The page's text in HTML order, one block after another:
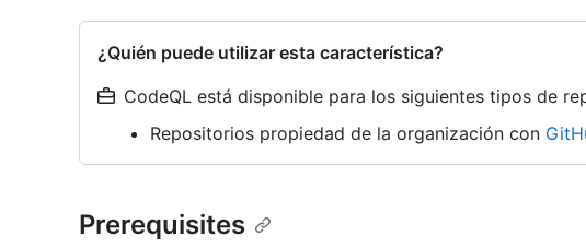
¿Quién puede utilizar esta característica?
CodeQL está disponible para los siguientes tipos de
Repositorios propiedad de la organización con
Prerequisites